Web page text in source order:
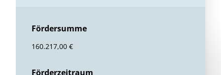
Fördersumme
160.217,00 €
Förderzeitraum